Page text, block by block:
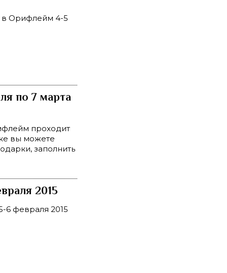
в Орифлейм 4-5
по 7 марта
проходит
вы можете
заполнить
2015
6 февраля 2015